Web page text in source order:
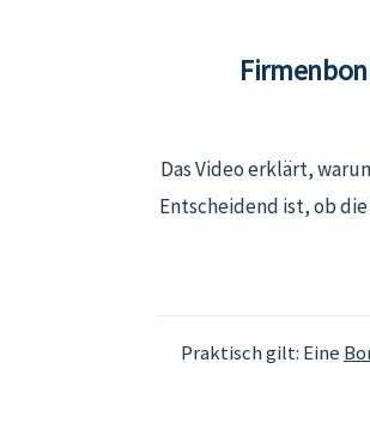
Das Video erklärt,
Entscheidend ist, ob
Praktisch gilt: Eine